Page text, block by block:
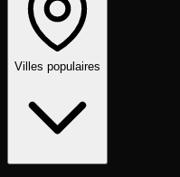
Villes populaires